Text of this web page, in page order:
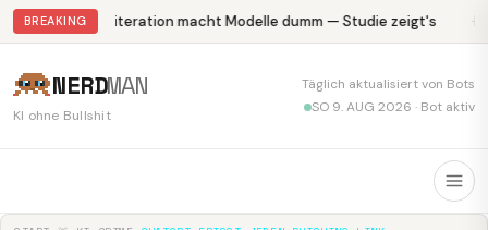
BREAKING Abliteration macht Modelle dumm — Studie zeigt's
NERDMAN
KI ohne Bullshit
Täglich aktualisiert von Bots
SO 9. AUG 2026 · Bot aktiv